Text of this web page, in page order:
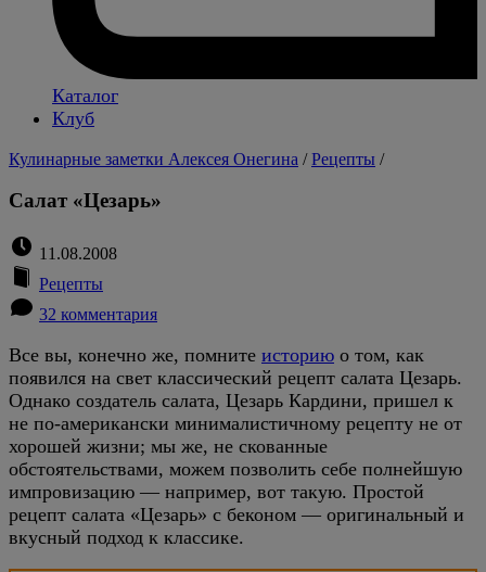
Каталог
Клуб
Кулинарные заметки Алексея Онегина /Рецепты /
Салат «Цезарь»
11.08.2008
Рецепты
32 комментария
Все вы, конечно же, помните историю о том, как
появился на свет классический рецепт салата Цезарь.
Однако создатель салата, Цезарь Кардини, пришел к
не по-американски минималистичному рецепту не от
хорошей жизни; мы же, не скованные
обстоятельствами, можем позволить себе полнейшую
импровизацию — например, вот такую. Простой
рецепт салата «Цезарь» с беконом — оригинальный и
вкусный подход к классике.